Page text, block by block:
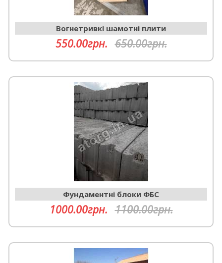
Вогнетривкі шамотні плити
550.00грн. 650.00грн.
Фундаментні блоки ФБС
1000.00грн. 1100.00грн.